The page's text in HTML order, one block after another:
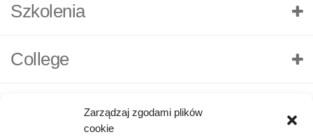
Zarządzaj zgodami plików
cookie
Szkolenia
College